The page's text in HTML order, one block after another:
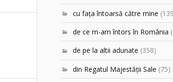
cu faţa întoarsă către mine
de ce m-am întors în România
de pe la altii adunate (358)
din Regatul Majestăţii Sale (75)